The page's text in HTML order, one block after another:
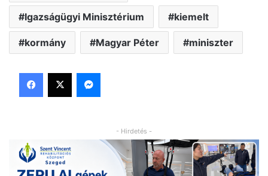
Igazságügyi Minisztérium kiemelt
kormány Magyar Péter miniszter
Facebook
X Messenger
- Hirdetés -